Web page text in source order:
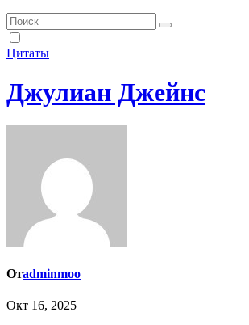
Цитаты
Джулиан Джейнс
Отadminmoo
Окт 16, 2025